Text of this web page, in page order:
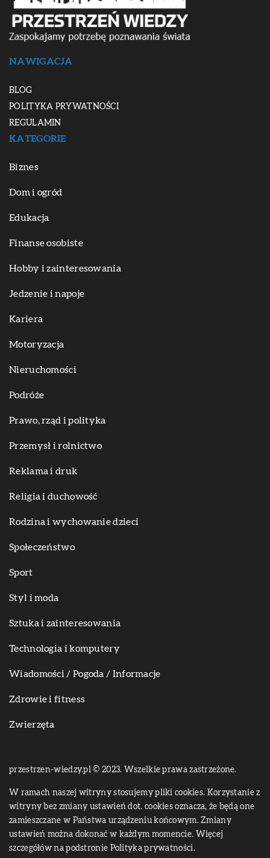
NAWIGACJA
BLOG
POLITYKA PRYWATNOŚCI
REGULAMIN
KATEGORIE
Biznes
Dom i ogród
Edukacja
Finanse osobiste
Hobby i zainteresowania
Jedzenie i napoje
Kariera
Motoryzacja
Nieruchomości
Podróże
Prawo, rząd i polityka
Przemysł i rolnictwo
Reklama i druk
Religia i duchowość
Rodzina i wychowanie dzieci
Społeczeństwo
Sport
Styl i moda
Sztuka i zainteresowania
Technologia i komputery
Wiadomości / Pogoda / Informacje
Zdrowie i fitness
Zwierzęta
przestrzen-wiedzy.pl © 2023. Wszelkie prawa zastrzeżone.
W ramach naszej witryny stosujemy pliki cookies. Korzystanie z
witryny bez zmiany ustawień dot. cookies oznacza, że będą one
zamieszczane w Państwa urządzeniu końcowym. Zmiany
ustawień można dokonać w każdym momencie. Więcej
szczegółów na podstronie Polityka prywatności.